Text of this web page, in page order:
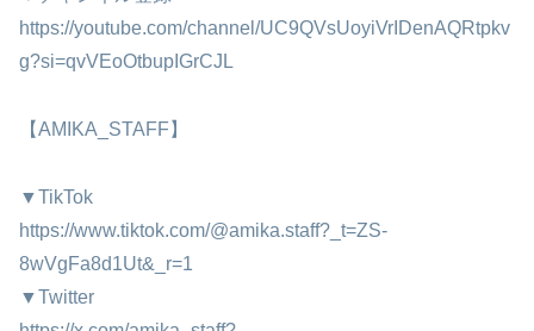
https://youtube.com/channel/UC9QVsUoyiVrIDenAQRtpkv
g?si=qvVEoOtbupIGrCJL
【AMIKA_STAFF】
▼TikTok
https://www.tiktok.com/@amika.staff?_t=ZS-
8wVgFa8d1Ut&_r=1
▼Twitter